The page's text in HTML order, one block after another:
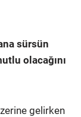
sürsün
olacağını
gelirken